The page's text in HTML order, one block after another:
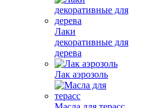
Лаки
декоративные для
дерева
Лак аэрозоль